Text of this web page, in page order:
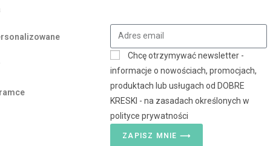
Chcę otrzymywać newsletter -
informacje o nowościach, promocjach,
produktach lub usługach od DOBRE
KRESKI - na zasadach określonych w
polityce prywatności
ZAPISZ MNIE ⟶